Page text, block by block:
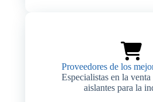
Proveedores de los
Especialistas en la
aislantes para la